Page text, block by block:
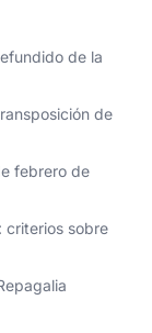
de la
de
febrero de
criterios sobre